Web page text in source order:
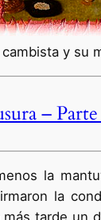
cambista y su
–
la
la